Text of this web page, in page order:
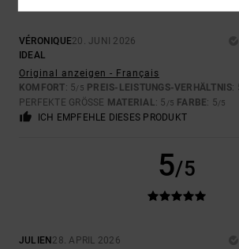
VÉRONIQUE20. JUNI 2026
IDEAL
Original anzeigen - Français
KOMFORT: 5/5 PREIS-LEISTUNGS-VERHÄLTNIS:
PERFEKTE GRÖSSE MATERIAL: 5 /5 FARBE: 5/5
ICH EMPFEHLE DIESES PRODUKT
5/5
JULIEN 28. APRIL 2026